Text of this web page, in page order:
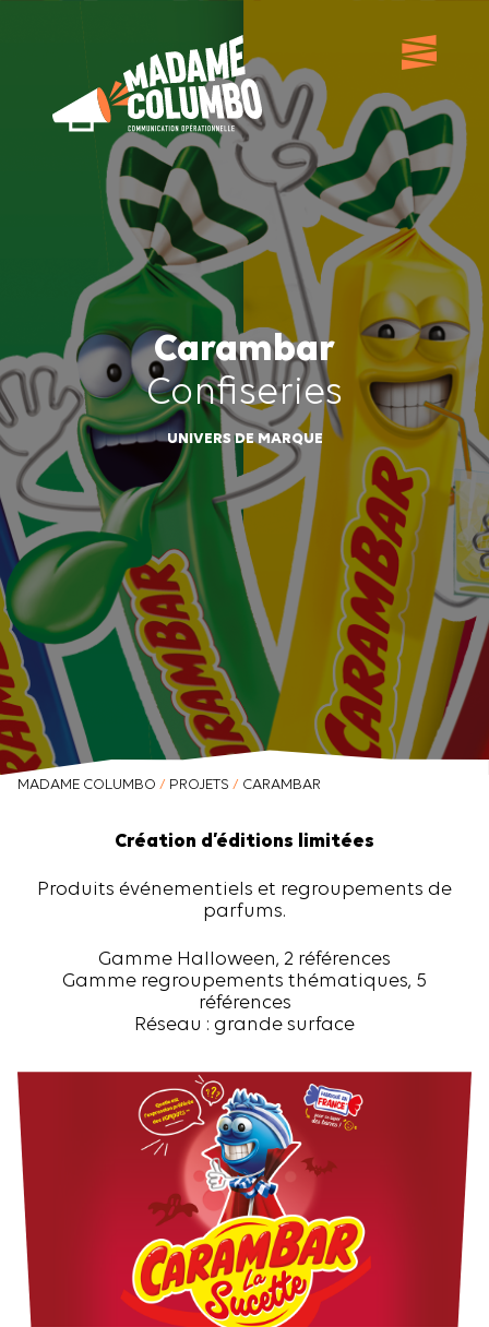
Carambar
Confiseries
UNIVERS DE MARQUE
MADAME COLUMBO / PROJETS / CARAMBAR
Création d’éditions limitées
Produits événementiels et regroupements de
parfums.
Gamme Halloween, 2 références
Gamme regroupements thématiques, 5
références
Réseau : grande surface